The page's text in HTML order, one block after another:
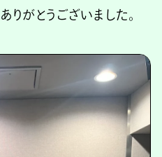
りがとうございました。